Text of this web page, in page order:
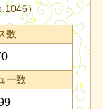
）
数
ー数